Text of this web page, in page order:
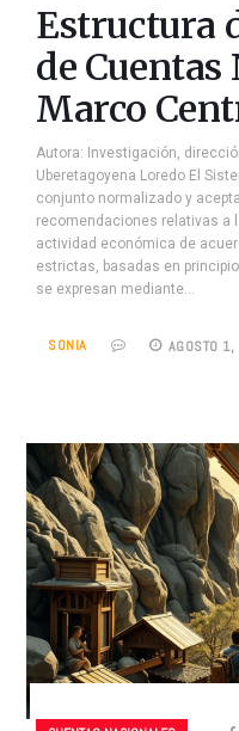
Estructura
de Cuentas
Marco
Autora: Investigación,
Uberetagoyena Loredo El
conjunto normalizado y
recomendaciones relativas a
actividad económica de
estrictas, basadas en
se expresan mediante…
SONIA AGOSTO